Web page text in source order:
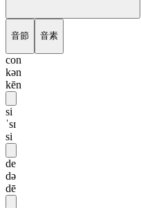
音節 音素
con
kən
kēn
si
ˈsɪ
si
de
də
dē